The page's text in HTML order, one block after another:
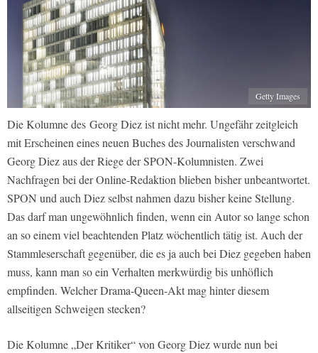
Getty Images
Die Kolumne des Georg Diez ist nicht mehr. Ungefähr zeitgleich
mit Erscheinen eines neuen Buches des Journalisten verschwand
Georg Diez aus der Riege der SPON-Kolumnisten. Zwei
Nachfragen bei der Online-Redaktion blieben bisher unbeantwortet.
SPON und auch Diez selbst nahmen dazu bisher keine Stellung.
Das darf man ungewöhnlich finden, wenn ein Autor so lange schon
an so einem viel beachtenden Platz wöchentlich tätig ist. Auch der
Stammleserschaft gegenüber, die es ja auch bei Diez gegeben haben
muss, kann man so ein Verhalten merkwürdig bis unhöflich
empfinden. Welcher Drama-Queen-Akt mag hinter diesem
allseitigen Schweigen stecken?
Die Kolumne „Der Kritiker“ von Georg Diez wurde nun bei